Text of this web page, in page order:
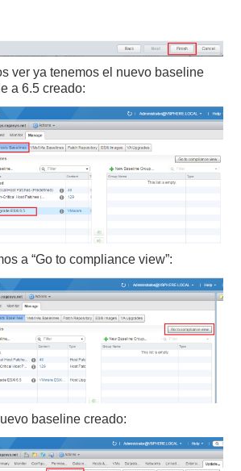
ver ya tenemos el nuevo baseline
a 6.5 creado:
a “Go to compliance view”:
baseline creado: